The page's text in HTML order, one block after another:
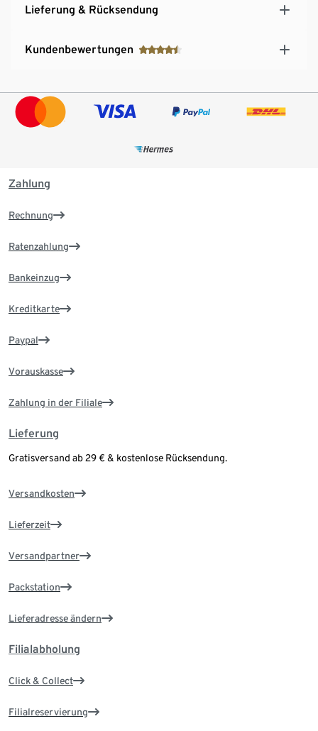
Lieferung & Rücksendung
Kundenbewertungen
Zahlung
Rechnung
Ratenzahlung
Bankeinzug
Kreditkarte
Paypal
Vorauskasse
Zahlung in der Filiale
Lieferung
Gratisversand ab 29 € & kostenlose Rücksendung.
Versandkosten
Lieferzeit
Versandpartner
Packstation
Lieferadresse ändern
Filialabholung
Click & Collect
Filialreservierung